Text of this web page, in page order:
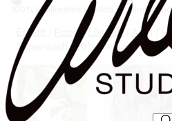
100% kvaliteetne käsitöö Valmistatud
Esileht Pood / Lõngad/ Aran
/
Superwash 100% Meriino, 100 g